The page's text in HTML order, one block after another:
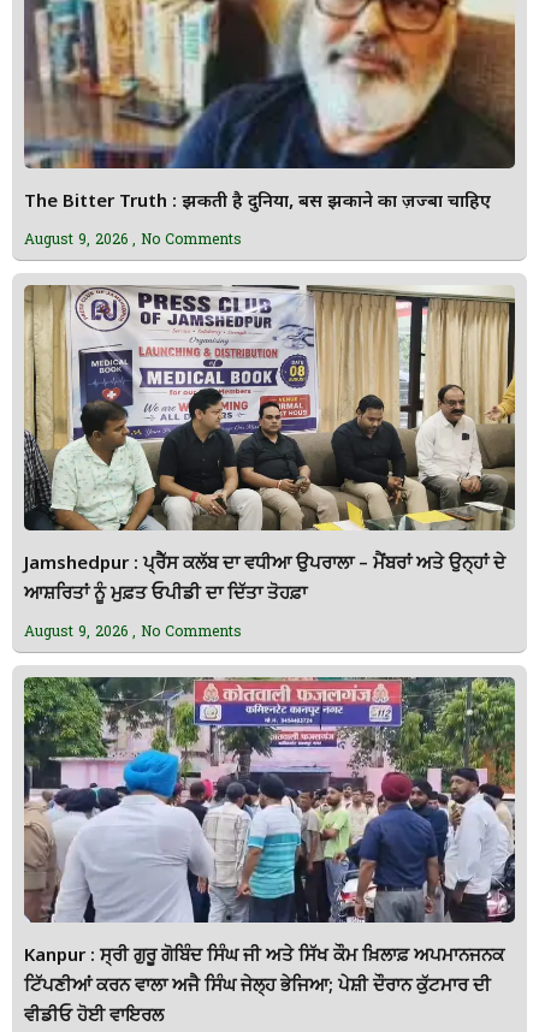
The Bitter Truth : झुकती है दुनिया, बस झुकाने का ज़ज्बा चाहिए
August 9, 2026 No Comments
Jamshedpur : ਪ੍ਰੈੱਸ ਕਲੱਬ ਦਾ ਵਧੀਆ ਉਪਰਾਲਾ – ਮੈਂਬਰਾਂ ਅਤੇ ਉਨ੍ਹਾਂ ਦੇ
ਆਸ਼ਰਿਤਾਂ ਨੂੰ ਮੁਫ਼ਤ ਓਪੀਡੀ ਦਾ ਦਿੱਤਾ ਤੋਹਫ਼ਾ
August 9, 2026 No Comments
Kanpur : ਸ੍ਰੀ ਗੁਰੂ ਗੋਬਿੰਦ ਸਿੰਘ ਜੀ ਅਤੇ ਸਿੱਖ ਕੌਮ ਖ਼ਿਲਾਫ਼ ਅਪਮਾਨਜਨਕ
ਟਿੱਪਣੀਆਂ ਕਰਨ ਵਾਲਾ ਅਜੈ ਸਿੰਘ ਜੇਲ੍ਹ ਭੇਜਿਆ; ਪੇਸ਼ੀ ਦੌਰਾਨ ਕੁੱਟਮਾਰ ਦੀ
ਵੀਡੀਓ ਹੋਈ ਵਾਇਰਲ